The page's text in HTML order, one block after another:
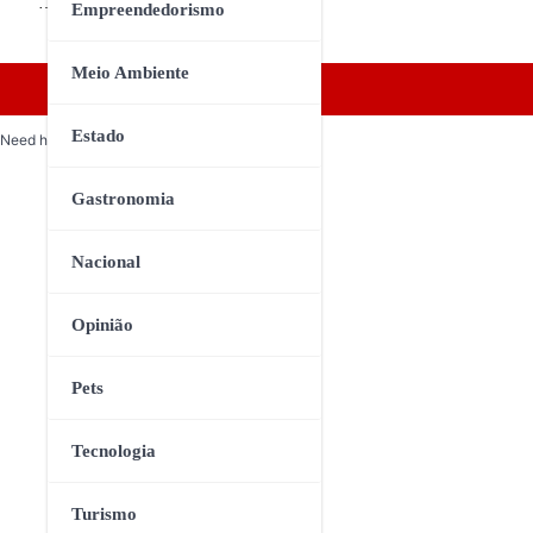
Empreendedorismo
Meio Ambiente
Estado
Gastronomia
Nacional
Opinião
Pets
Tecnologia
Turismo
Need help? Our team is just a message away